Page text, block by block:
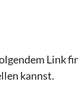
Link
kannst.